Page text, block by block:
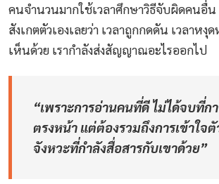
คนจำนวนมากใช้เวลาศึกษาวิธีจับผิดคนอื่น
สังเกตตัวเองเลยว่า เวลาถูกกดดัน เวลาหงุ
เห็นด้วย เรากำลังส่งสัญญาณอะไรออกไป
“เพราะการอ่านคนที่ดี ไม่ได้จบที่ก
ตรงหน้า แต่ต้องรวมถึงการเข้าใจตั
จังหวะที่กำลังสื่อสารกับเขาด้วย”